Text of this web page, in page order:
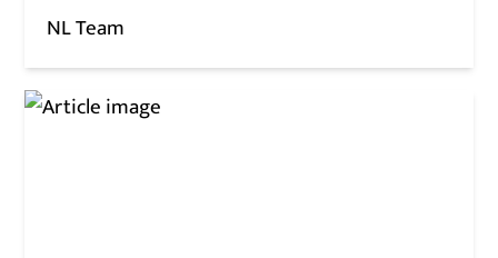
NL Team